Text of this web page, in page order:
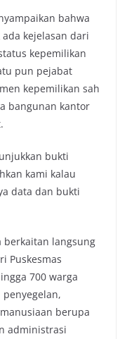
bahwa
kejelasan dari
kepemilikan
pun pejabat
kepemilikan sah
bangunan kantor
bukti
kami kalau
data dan bukti
berkaitan langsung
Puskesmas
700 warga
berupa
administrasi